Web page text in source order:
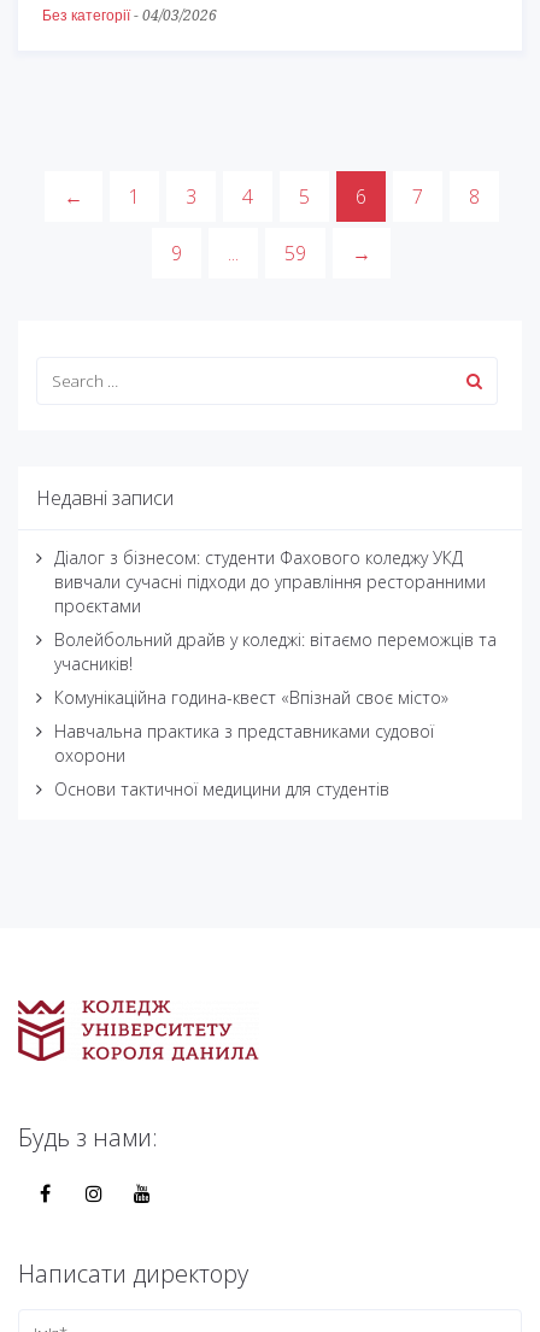
Без категорії- 04/03/2026
← 1 3 4 5 6 7 8
9 ... 59 →
Недавні записи
Діалог з бізнесом: студенти Фахового коледжу УКД
вивчали сучасні підходи до управління ресторанними
проєктами
Волейбольний драйв у коледжі: вітаємо переможців та
учасників!
Комунікаційна година-квест «Впізнай своє місто»
Навчальна практика з представниками судової
охорони
Основи тактичної медицини для студентів
Будь з нами:
Написати директору